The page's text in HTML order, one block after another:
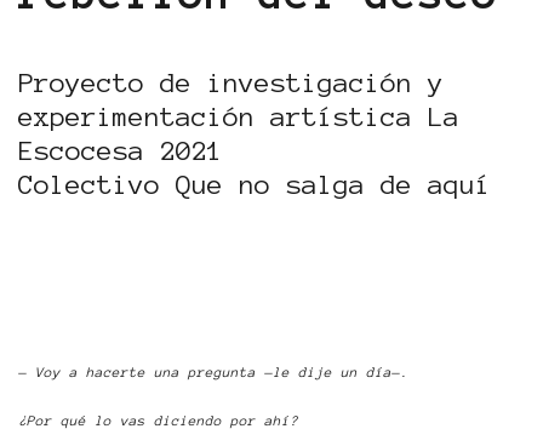
Proyecto de investigación y
experimentación artística La
Escocesa 2021
Colectivo Que no salga de aquí
— Voy a hacerte una pregunta —le dije un día—.
¿Por qué lo vas diciendo por ahí?